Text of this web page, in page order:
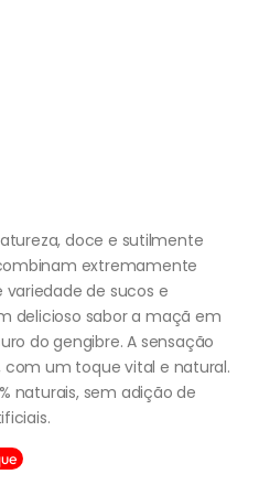
doce e sutilmente
extremamente
de sucos e
delicioso sabor a maçã em
do gengibre. A sensação
um toque vital e natural.
naturais, sem adição de